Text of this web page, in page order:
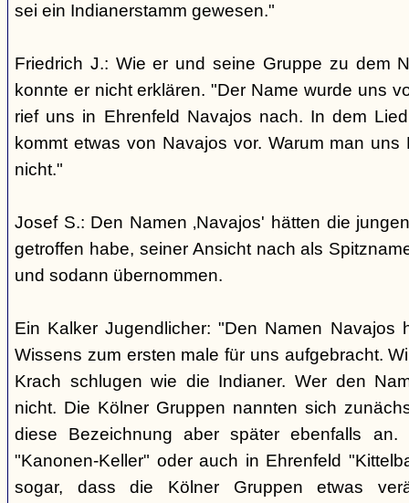
sei ein Indianerstamm gewesen."
Friedrich J.: Wie er und seine Gruppe zu dem
konnte er nicht erklären. "Der Name wurde uns
rief uns in Ehrenfeld Navajos nach. In dem
kommt etwas von Navajos vor. Warum man
nicht."
Josef S.: Den Namen ‚Navajos' hätten die
getroffen habe, seiner Ansicht nach als
und sodann übernommen.
Ein Kalker Jugendlicher: "Den Namen Navajos
Wissens zum ersten male für uns aufgebracht.
Krach schlugen wie die Indianer. Wer den
nicht. Die Kölner Gruppen nannten sich
diese Bezeichnung aber später ebenfalls
"Kanonen-Keller" oder auch in Ehrenfeld
sogar, dass die Kölner Gruppen etwas